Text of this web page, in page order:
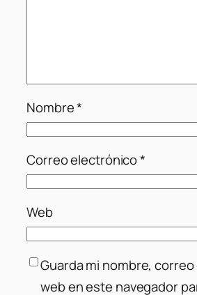
Nombre*
Correo electrónico*
Web
Guarda mi nombre,
web en este navegador